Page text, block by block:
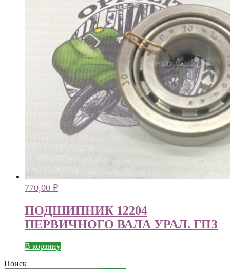
770,00 ₽
ПОДШИПНИК 12204
ПЕРВИЧНОГО ВАЛА УРАЛ. ГПЗ
В корзину
Поиск